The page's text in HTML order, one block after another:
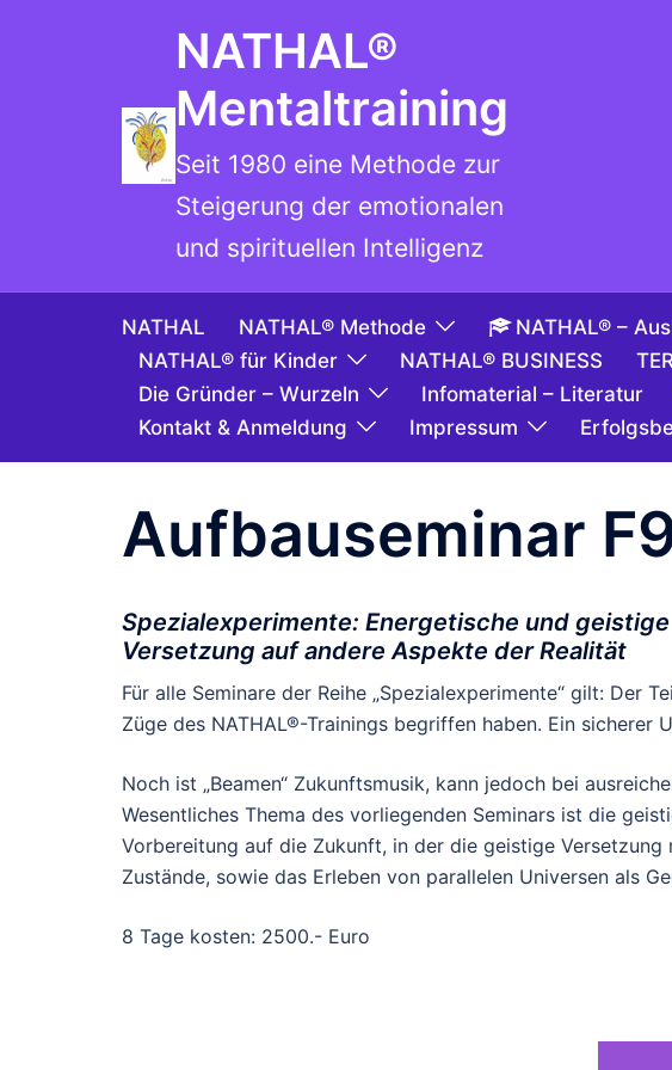
NATHAL®
Mentaltraining
Seit 1980 eine Methode zur
Steigerung der emotionalen
und spirituellen Intelligenz
NATHAL NATHAL® Methode
NATHAL® –
NATHAL® für Kinder
NATHAL® BUSINESS
Die Gründer – Wurzeln
Infomaterial – Literatur
Kontakt & Anmeldung
Impressum
Aufbauseminar
Spezialexperimente: Energetische und
Versetzung auf andere Aspekte der Realität
Für alle Seminare der Reihe „Spezialexperimente“ gilt: Der
Züge des NATHAL®-Trainings begriffen haben. Ein
Noch ist „Beamen“ Zukunftsmusik, kann jedoch bei
Wesentliches Thema des vorliegenden Seminars ist die
Vorbereitung auf die Zukunft, in der die geistige
Zustände, sowie das Erleben von parallelen Universen als
8 Tage kosten: 2500.- Euro